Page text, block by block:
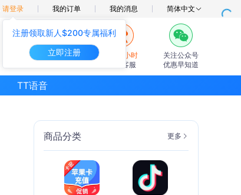
注册领取新人$200专属福利
立即注册
请登录 我的订单 我的消息 简体中文
7×24小时
在线客服
关注公众号
优惠早知道
TT语音
商品分类 更多